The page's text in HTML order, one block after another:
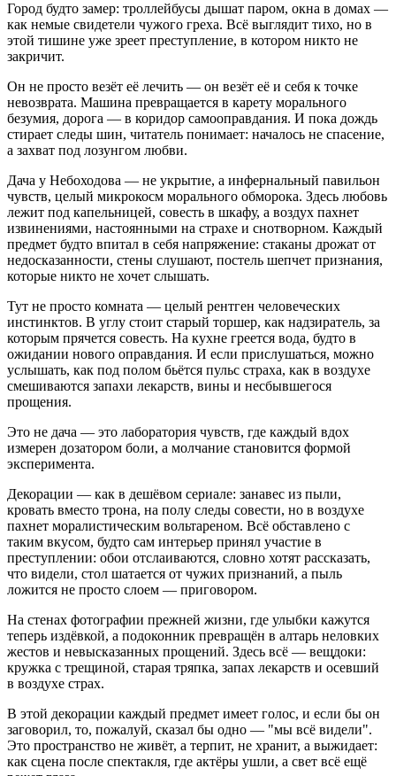
Город будто замер: троллейбусы дышат паром, окна в домах —
как немые свидетели чужого греха. Всё выглядит тихо, но в
этой тишине уже зреет преступление, в котором никто не
закричит.
Он не просто везёт её лечить — он везёт её и себя к точке
невозврата. Машина превращается в карету морального
безумия, дорога — в коридор самооправдания. И пока дождь
стирает следы шин, читатель понимает: началось не спасение,
а захват под лозунгом любви.
Дача у Небоходова — не укрытие, а инфернальный павильон
чувств, целый микрокосм морального обморока. Здесь любовь
лежит под капельницей, совесть в шкафу, а воздух пахнет
извинениями, настоянными на страхе и снотворном. Каждый
предмет будто впитал в себя напряжение: стаканы дрожат от
недосказанности, стены слушают, постель шепчет признания,
которые никто не хочет слышать.
Тут не просто комната — целый рентген человеческих
инстинктов. В углу стоит старый торшер, как надзиратель, за
которым прячется совесть. На кухне греется вода, будто в
ожидании нового оправдания. И если прислушаться, можно
услышать, как под полом бьётся пульс страха, как в воздухе
смешиваются запахи лекарств, вины и несбывшегося
прощения.
Это не дача — это лаборатория чувств, где каждый вдох
измерен дозатором боли, а молчание становится формой
эксперимента.
Декорации — как в дешёвом сериале: занавес из пыли,
кровать вместо трона, на полу следы совести, но в воздухе
пахнет моралистическим вольтареном. Всё обставлено с
таким вкусом, будто сам интерьер принял участие в
преступлении: обои отслаиваются, словно хотят рассказать,
что видели, стол шатается от чужих признаний, а пыль
ложится не просто слоем — приговором.
На стенах фотографии прежней жизни, где улыбки кажутся
теперь издёвкой, а подоконник превращён в алтарь неловких
жестов и невысказанных прощений. Здесь всё — вещдоки:
кружка с трещиной, старая тряпка, запах лекарств и осевший
в воздухе страх.
В этой декорации каждый предмет имеет голос, и если бы он
заговорил, то, пожалуй, сказал бы одно — "мы всё видели".
Это пространство не живёт, а терпит, не хранит, а выжидает:
как сцена после спектакля, где актёры ушли, а свет всё ещё